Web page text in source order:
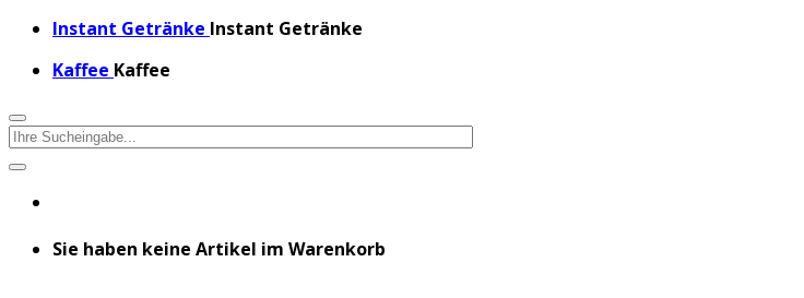
Instant Getränke Instant Getränke
Kaffee Kaffee
Sie haben keine Artikel im Warenkorb